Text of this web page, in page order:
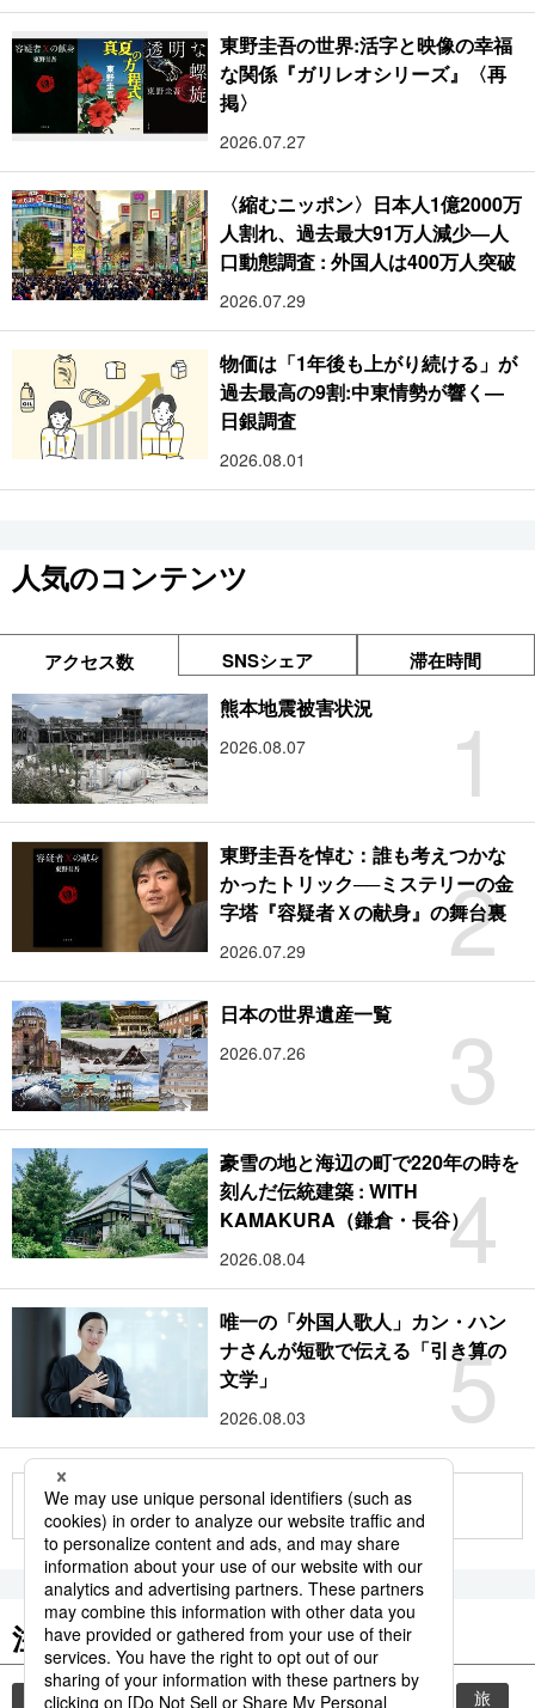
東野圭吾の世界:活字と映像の幸福
な関係『ガリレオシリーズ』〈再
掲〉
2026.07.27
〈縮むニッポン〉日本人1億2000万
人割れ、過去最大91万人減少―人
口動態調査 : 外国人は400万人突破
2026.07.29
物価は「1年後も上がり続ける」が
過去最高の9割:中東情勢が響く―
日銀調査
2026.08.01
人気のコンテンツ
アクセス数 SNSシェア 滞在時間
1
熊本地震被害状況
2026.08.07
2
東野圭吾を悼む：誰も考えつかな
かったトリック──ミステリーの金
字塔『容疑者Ｘの献身』の舞台裏
2026.07.29
3
日本の世界遺産一覧
2026.07.26
4
豪雪の地と海辺の町で220年の時を
刻んだ伝統建築 : WITH
KAMAKURA（鎌倉・長谷）
2026.08.04
5
唯一の「外国人歌人」カン・ハン
ナさんが短歌で伝える「引き算の
文学」
2026.08.03
もっと見る
注目のキーワード
共同通信ニュース 時事通信ニュース 観光 旅